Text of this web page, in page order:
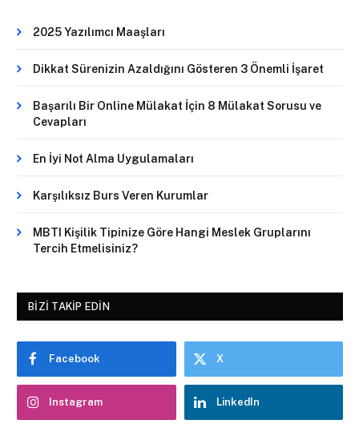
2025 Yazılımcı Maaşları
Dikkat Sürenizin Azaldığını Gösteren 3 Önemli İşaret
Başarılı Bir Online Mülakat İçin 8 Mülakat Sorusu ve
Cevapları
En İyi Not Alma Uygulamaları
Karşılıksız Burs Veren Kurumlar
MBTI Kişilik Tipinize Göre Hangi Meslek Gruplarını
Tercih Etmelisiniz?
BIZI TAKIP EDIN
Facebook X
Instagram LinkedIn